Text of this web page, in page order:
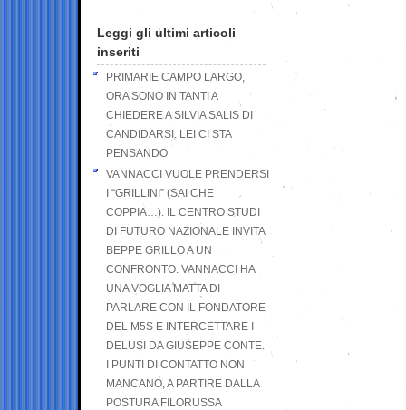
Leggi gli ultimi articoli
inseriti
PRIMARIE CAMPO LARGO,
ORA SONO IN TANTI A
CHIEDERE A SILVIA SALIS DI
CANDIDARSI: LEI CI STA
PENSANDO
VANNACCI VUOLE PRENDERSI
I “GRILLINI” (SAI CHE
COPPIA…). IL CENTRO STUDI
DI FUTURO NAZIONALE INVITA
BEPPE GRILLO A UN
CONFRONTO. VANNACCI HA
UNA VOGLIA MATTA DI
PARLARE CON IL FONDATORE
DEL M5S E INTERCETTARE I
DELUSI DA GIUSEPPE CONTE.
I PUNTI DI CONTATTO NON
MANCANO, A PARTIRE DALLA
POSTURA FILORUSSA